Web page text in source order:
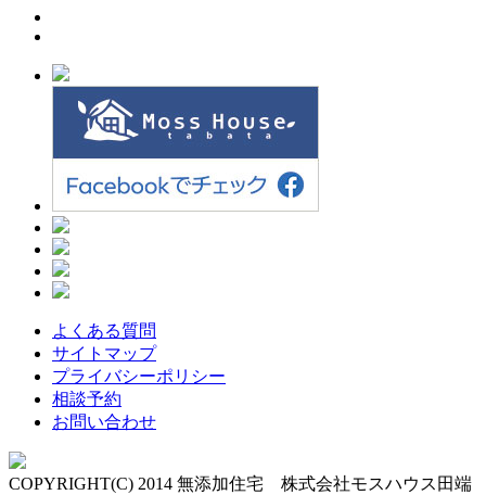
よくある質問
サイトマップ
プライバシーポリシー
相談予約
お問い合わせ
COPYRIGHT(C) 2014 無添加住宅 株式会社モスハウス田端